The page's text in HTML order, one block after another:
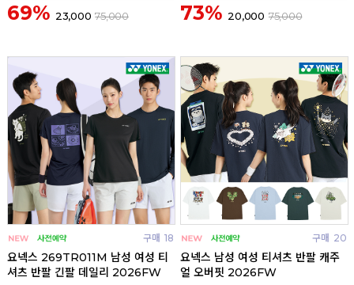
69% 23,000 75,000 73% 20,000 75,000
구매 18
요넥스 269TR011M 남성 여성 티
셔츠 반팔 긴팔 데일리 2026FW
구매 20
요넥스 남성 여성 티셔츠 반팔 캐주
얼 오버핏 2026FW